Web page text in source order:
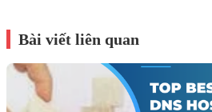
Bài viết liên quan